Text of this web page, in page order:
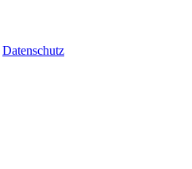
Datenschutz